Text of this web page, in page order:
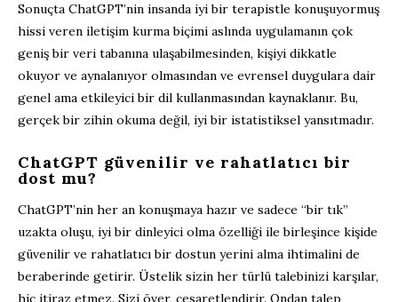
Sonuçta ChatGPT’nin insanda iyi bir terapistle konuşuyormuş
hissi veren iletişim kurma biçimi aslında uygulamanın çok
geniş bir veri tabanına ulaşabilmesinden, kişiyi dikkatle
okuyor ve aynalanıyor olmasından ve evrensel duygulara dair
genel ama etkileyici bir dil kullanmasından kaynaklanır. Bu,
gerçek bir zihin okuma değil, iyi bir istatistiksel yansıtmadır.
ChatGPT güvenilir ve rahatlatıcı bir
dost mu?
ChatGPT’nin her an konuşmaya hazır ve sadece “bir tık”
uzakta oluşu, iyi bir dinleyici olma özelliği ile birleşince kişide
güvenilir ve rahatlatıcı bir dostun yerini alma ihtimalini de
beraberinde getirir. Üstelik sizin her türlü talebinizi karşılar,
hiç itiraz etmez. Sizi över, cesaretlendirir. Ondan talep